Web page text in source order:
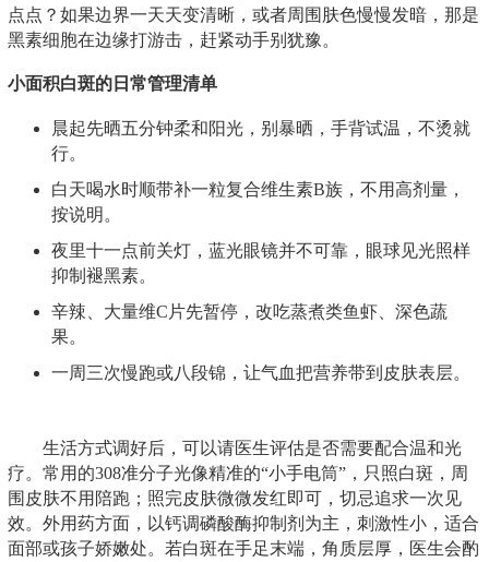
点点？如果边界一天天变清晰，或者周围肤色慢慢发暗，那是
黑素细胞在边缘打游击，赶紧动手别犹豫。
小面积白斑的日常管理清单
晨起先晒五分钟柔和阳光，别暴晒，手背试温，不烫就
行。
白天喝水时顺带补一粒复合维生素B族，不用高剂量，
按说明。
夜里十一点前关灯，蓝光眼镜并不可靠，眼球见光照样
抑制褪黑素。
辛辣、大量维C片先暂停，改吃蒸煮类鱼虾、深色蔬
果。
一周三次慢跑或八段锦，让气血把营养带到皮肤表层。
生活方式调好后，可以请医生评估是否需要配合温和光
疗。常用的308准分子光像精准的“小手电筒”，只照白斑，周
围皮肤不用陪跑；照完皮肤微微发红即可，切忌追求一次见
效。外用药方面，以钙调磷酸酶抑制剂为主，刺激性小，适合
面部或孩子娇嫩处。若白斑在手足末端，角质层厚，医生会酌